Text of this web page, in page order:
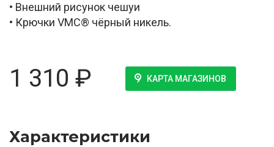
• Внешний рисунок чешуи
• Крючки VMC® чёрный никель.
1 310 ₽ КАРТА МАГАЗИНОВ
Характеристики